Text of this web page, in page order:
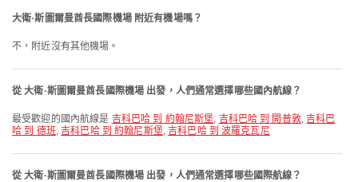
大衛·斯圖爾曼酋長國際機場 附近有機場嗎？
不，附近沒有其他機場。
從 大衛·斯圖爾曼酋長國際機場 出發，人們通常選擇哪些國內航線？
最受歡迎的國內航線是 吉科巴哈 到 約翰尼斯堡, 吉科巴哈 到 開普敦,吉科巴
哈 到 德班,吉科巴哈 到 約翰尼斯堡,吉科巴哈 到 波羅克瓦尼
從 大衛·斯圖爾曼酋長國際機場 出發，人們通常選擇哪些國際航線？